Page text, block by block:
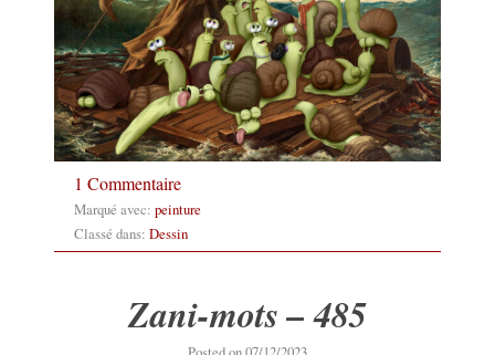
1 Commentaire
Marqué avec: peinture
Classé dans: Dessin
Zani-mots – 485